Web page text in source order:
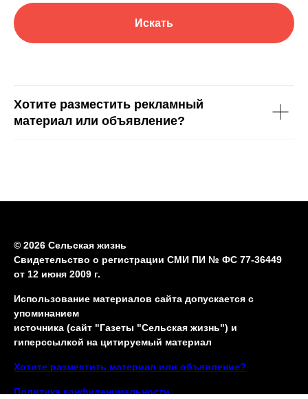
Искать
Хотите разместить рекламный
материал или объявление?
© 2026 Сельская жизнь
Свидетельство о регистрации СМИ ПИ № ФС 77-36449
от 12 июня 2009 г.
Использование материалов сайта допускается с
упоминанием
источника (сайт "Газеты "Сельская жизнь") и
гиперссылкой на цитируемый материал
Хотите разместить материал или объявление?
Политика конфиденциальности